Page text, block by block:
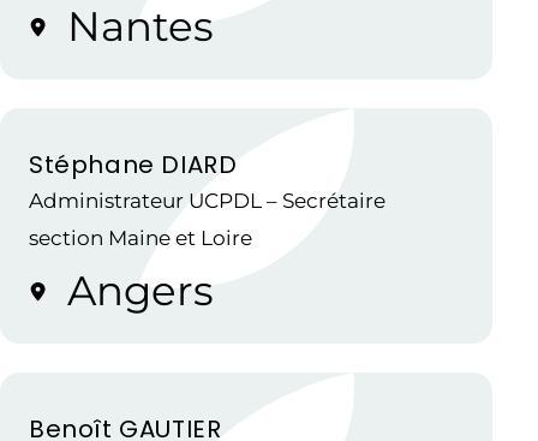
Nantes
Stéphane DIARD
Administrateur UCPDL – Secrétaire
section Maine et Loire
Angers
Benoît GAUTIER